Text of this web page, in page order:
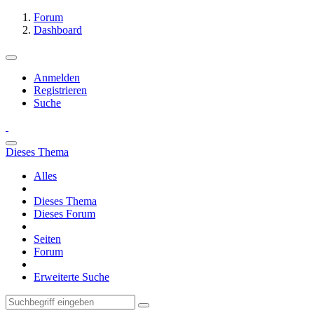
Forum
Dashboard
Anmelden
Registrieren
Suche
Dieses Thema
Alles
Dieses Thema
Dieses Forum
Seiten
Forum
Erweiterte Suche